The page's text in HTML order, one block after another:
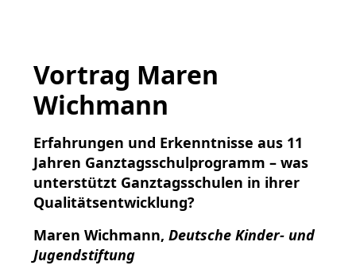
Vortrag Maren
Wichmann
Erfahrungen und Erkenntnisse aus 11
Jahren Ganztagsschulprogramm – was
unterstützt Ganztagsschulen in ihrer
Qualitätsentwicklung?
Maren Wichmann, Deutsche Kinder- und
Jugendstiftung